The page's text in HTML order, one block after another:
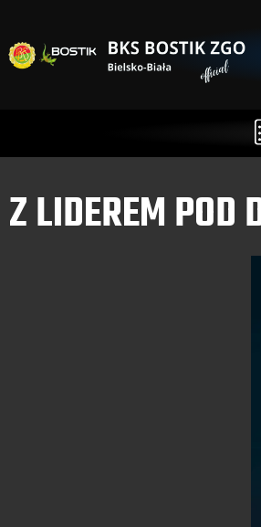
Z LIDEREM POD